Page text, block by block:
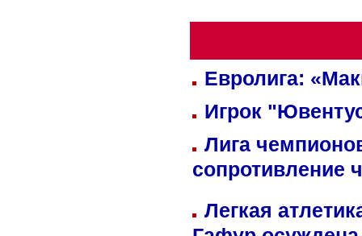
Евролига:
Игрок
Лига
сопротивление
Легкая